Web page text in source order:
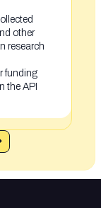
other
research
funding
the API